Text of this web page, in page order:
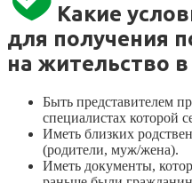
Какие
для получения
на жительство
Быть представителем
специалистах которой
Иметь близких
(родители, муж/жена).
Иметь документы,